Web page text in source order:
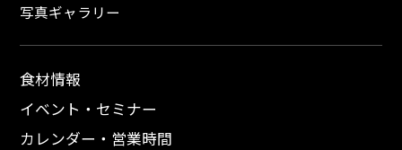
写真ギャラリー
食材情報
イベント・セミナー
カレンダー・営業時間